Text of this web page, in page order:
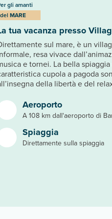
Aeroporto
A 108 km dall'aeroporto di
Spiaggia
Direttamente sulla spiaggia
gli amanti
del MARE
tua vacanza presso
sul mare, è un
resa vivace
e tornei. La bella
cupola a pagoda
della libertà e del